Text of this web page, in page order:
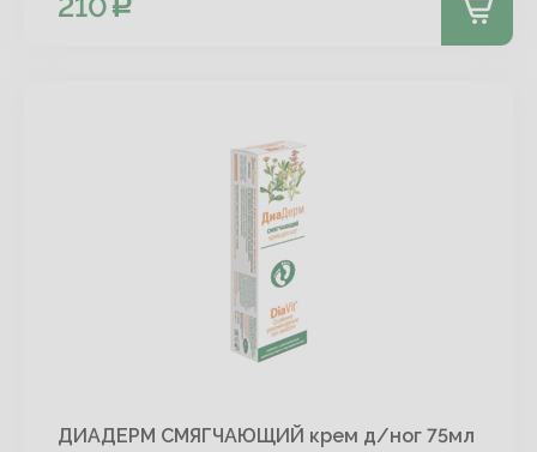
ДИАДЕРМ СМЯГЧАЮЩИЙ крем д/ног 75мл